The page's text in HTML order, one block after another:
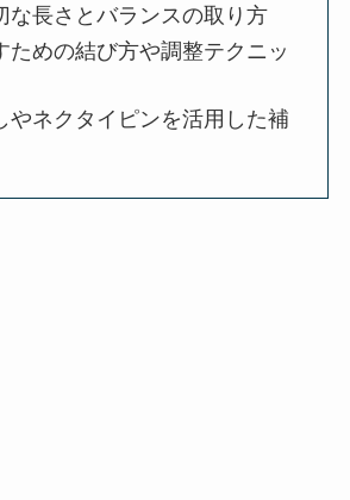
な長さとバランスの取り方
ための結び方や調整テクニッ
やネクタイピンを活用した補